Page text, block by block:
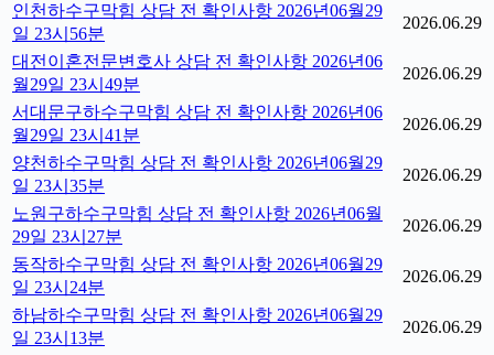
인천하수구막힘 상담 전 확인사항 2026년06월29
일 23시56분
2026.06.29
대전이혼전문변호사 상담 전 확인사항 2026년06
월29일 23시49분
2026.06.29
서대문구하수구막힘 상담 전 확인사항 2026년06
월29일 23시41분
2026.06.29
양천하수구막힘 상담 전 확인사항 2026년06월29
일 23시35분
2026.06.29
노원구하수구막힘 상담 전 확인사항 2026년06월
29일 23시27분
2026.06.29
동작하수구막힘 상담 전 확인사항 2026년06월29
일 23시24분
2026.06.29
하남하수구막힘 상담 전 확인사항 2026년06월29
일 23시13분
2026.06.29